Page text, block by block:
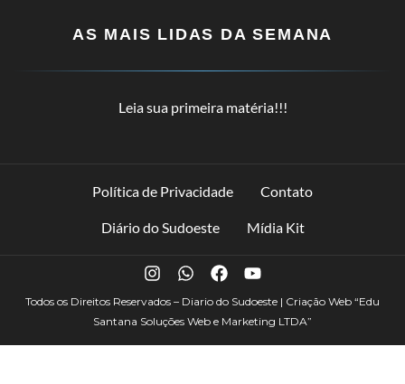
AS MAIS LIDAS DA SEMANA
Leia sua primeira matéria!!!
Política de Privacidade Contato
Diário do Sudoeste Mídia Kit
Todos os Direitos Reservados – Diario do Sudoeste | Criação Web “Edu
Santana Soluções Web e Marketing LTDA”